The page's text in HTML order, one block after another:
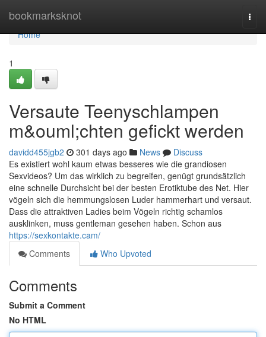
bookmarksknot
Home
Home
1
Versaute Teenyschlampen
m&ouml;chten gefickt werden
davidd455jgb2 301 days ago News
Discuss
Es existiert wohl kaum etwas besseres wie die grandiosen
Sexvideos? Um das wirklich zu begreifen, genügt grundsätzlich
eine schnelle Durchsicht bei der besten Erotiktube des Net. Hier
vögeln sich die hemmungslosen Luder hammerhart und versaut.
Dass die attraktiven Ladies beim Vögeln richtig schamlos
ausklinken, muss gentleman gesehen haben. Schon aus
https://sexkontakte.cam/
Comments
Who Upvoted
Comments
Submit a Comment
No HTML